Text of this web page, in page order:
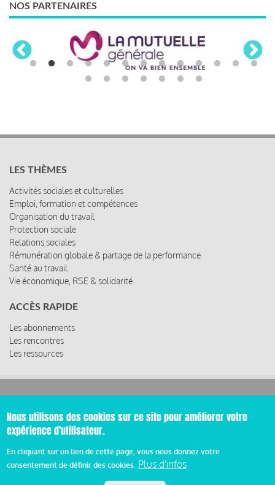
NOS PARTENAIRES
LES THÈMES
Activités sociales et culturelles
Emploi, formation et compétences
Organisation du travail
Protection sociale
Relations sociales
Rémunération globale & partage de la performance
Santé au travail
Vie économique, RSE & solidarité
ACCÈS RAPIDE
Les abonnements
Les rencontres
Les ressources
Pied
de
Mentions légales et condition générale d’utilisation et
Nous utilisons des cookies sur ce site pour améliorer votre
expérience d'utilisateur.
En cliquant sur un lien de cette page, vous nous donnez votre
consentement de définir des cookies. Plus d'infos